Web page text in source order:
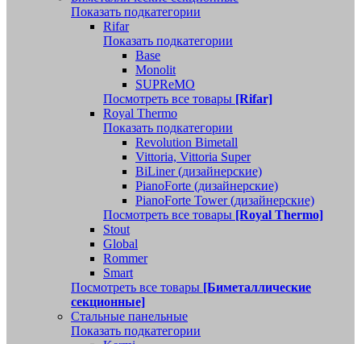
Показать подкатегории
Rifar
Показать подкатегории
Base
Monolit
SUPReMO
Посмотреть все товары [Rifar]
Royal Thermo
Показать подкатегории
Revolution Bimetall
Vittoria, Vittoria Super
BiLiner (дизайнерские)
PianoForte (дизайнерские)
PianoForte Tower (дизайнерские)
Посмотреть все товары [Royal Thermo]
Stout
Global
Rommer
Smart
Посмотреть все товары [Биметаллические
секционные]
Стальные панельные
Показать подкатегории